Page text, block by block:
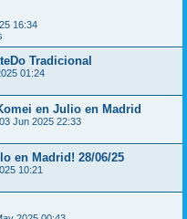
16:34
Tradicional
01:24
en Julio en Madrid
03 Jun 2025 22:33
en Madrid! 28/06/25
10:21